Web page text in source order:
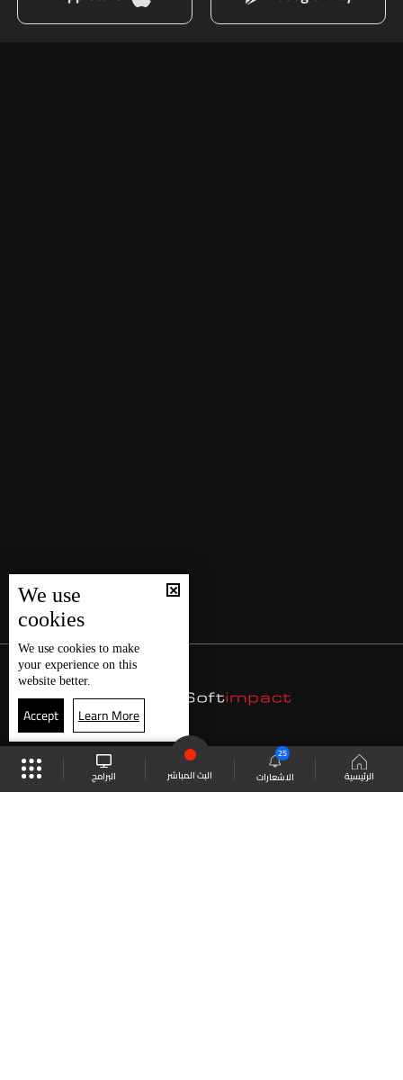
الرئيسية الاشعارات
25
البث المباشر البرامج
We use
cookies
We use cookies to make
your experience on this
website better.
Accept Learn More
موقع البرامج الجدول البث المباشر